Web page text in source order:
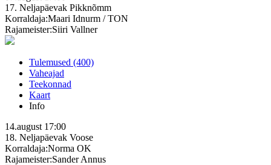
17. Neljapäevak Pikknõmm
Korraldaja:Maari Idnurm / TON
Rajameister:Siiri Vallner
Tulemused (400)
Vaheajad
Teekonnad
Kaart
Info
14.august 17:00
18. Neljapäevak Voose
Korraldaja:Norma OK
Rajameister:Sander Annus